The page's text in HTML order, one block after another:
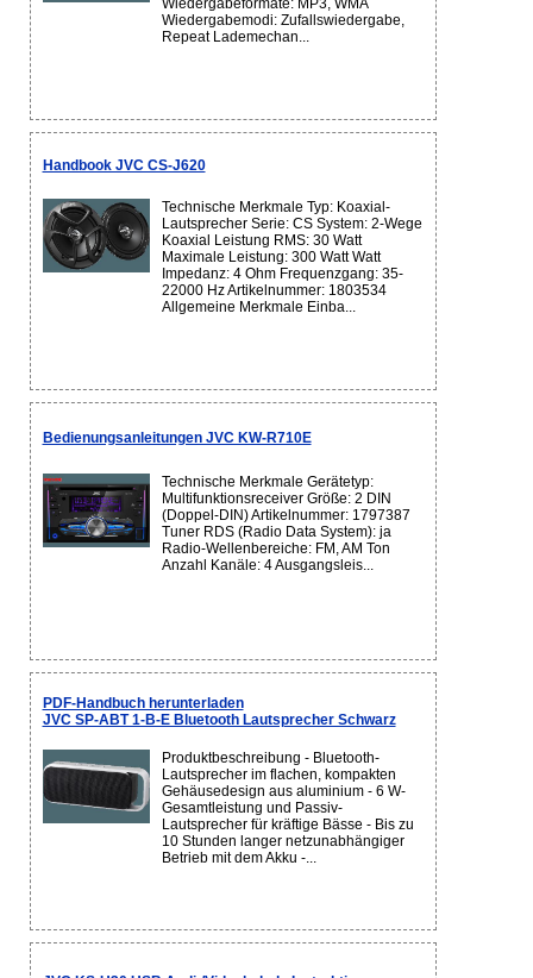
Wiedergabeformate: MP3, WMA
Wiedergabemodi: Zufallswiedergabe,
Repeat Lademechan...
Handbook JVC CS-J620
Technische Merkmale Typ: Koaxial-
Lautsprecher Serie: CS System: 2-Wege
Koaxial Leistung RMS: 30 Watt
Maximale Leistung: 300 Watt Watt
Impedanz: 4 Ohm Frequenzgang: 35-
22000 Hz Artikelnummer: 1803534
Allgemeine Merkmale Einba...
Bedienungsanleitungen JVC KW-R710E
Technische Merkmale Gerätetyp:
Multifunktionsreceiver Größe: 2 DIN
(Doppel-DIN) Artikelnummer: 1797387
Tuner RDS (Radio Data System): ja
Radio-Wellenbereiche: FM, AM Ton
Anzahl Kanäle: 4 Ausgangsleis...
PDF-Handbuch herunterladen
JVC SP-ABT 1-B-E Bluetooth Lautsprecher Schwarz
Produktbeschreibung - Bluetooth-
Lautsprecher im flachen, kompakten
Gehäusedesign aus aluminium - 6 W-
Gesamtleistung und Passiv-
Lautsprecher für kräftige Bässe - Bis zu
10 Stunden langer netzunabhängiger
Betrieb mit dem Akku -...